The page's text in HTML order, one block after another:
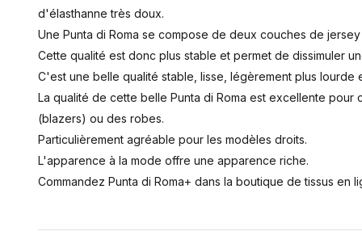
d'élasthanne très doux.
Une Punta di Roma se compose de deux couches de
Cette qualité est donc plus stable et permet de dissimuler
C'est une belle qualité stable, lisse, légèrement plus lourde
La qualité de cette belle Punta di Roma est excellente
(blazers) ou des robes.
Particulièrement agréable pour les modèles droits.
L'apparence à la mode offre une apparence riche.
Commandez Punta di Roma+ dans la boutique de tissus en